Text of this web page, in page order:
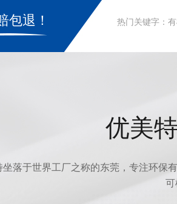
包退！ 热门关键字：
优美
坐落于世界工厂之称的东莞，专注环保
可